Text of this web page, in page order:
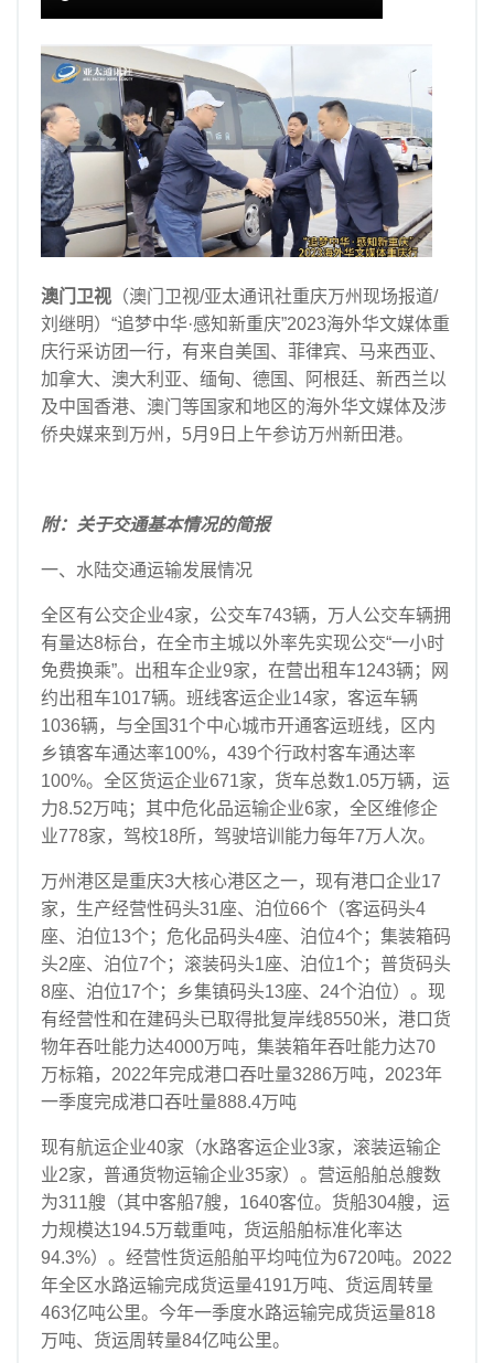
澳门卫视 （澳门卫视/亚太通讯社重庆万州现场报道/
刘继明）“追梦中华·感知新重庆”2023海外华文媒体重
庆行采访团一行，有来自美国、菲律宾、马来西亚、
加拿大、澳大利亚、缅甸、德国、阿根廷、新西兰以
及中国香港、澳门等国家和地区的海外华文媒体及涉
侨央媒来到万州，5月9日上午参访万州新田港。
附：关于交通基本情况的简报
一、水陆交通运输发展情况
全区有公交企业4家，公交车743辆，万人公交车辆拥
有量达8标台，在全市主城以外率先实现公交“一小时
免费换乘”。出租车企业9家，在营出租车1243辆；网
约出租车1017辆。班线客运企业14家，客运车辆
1036辆，与全国31个中心城市开通客运班线，区内
乡镇客车通达率100%，439个行政村客车通达率
100%。全区货运企业671家，货车总数1.05万辆，运
力8.52万吨；其中危化品运输企业6家，全区维修企
业778家，驾校18所，驾驶培训能力每年7万人次。
万州港区是重庆3大核心港区之一，现有港口企业17
家，生产经营性码头31座、泊位66个（客运码头4
座、泊位13个；危化品码头4座、泊位4个；集装箱码
头2座、泊位7个；滚装码头1座、泊位1个；普货码头
8座、泊位17个；乡集镇码头13座、24个泊位）。现
有经营性和在建码头已取得批复岸线8550米，港口货
物年吞吐能力达4000万吨，集装箱年吞吐能力达70
万标箱，2022年完成港口吞吐量3286万吨，2023年
一季度完成港口吞吐量888.4万吨
现有航运企业40家（水路客运企业3家，滚装运输企
业2家，普通货物运输企业35家）。营运船舶总艘数
为311艘（其中客船7艘，1640客位。货船304艘，运
力规模达194.5万载重吨，货运船舶标准化率达
94.3%）。经营性货运船舶平均吨位为6720吨。2022
年全区水路运输完成货运量4191万吨、货运周转量
463亿吨公里。今年一季度水路运输完成货运量818
万吨、货运周转量84亿吨公里。